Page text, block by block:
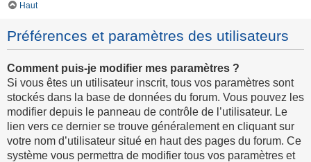
Haut
Préférences et paramètres des utilisateurs
Comment puis-je modifier mes paramètres ?
Si vous êtes un utilisateur inscrit, tous vos paramètres sont
stockés dans la base de données du forum. Vous pouvez les
modifier depuis le panneau de contrôle de l’utilisateur. Le
lien vers ce dernier se trouve généralement en cliquant sur
votre nom d’utilisateur situé en haut des pages du forum. Ce
système vous permettra de modifier tous vos paramètres et